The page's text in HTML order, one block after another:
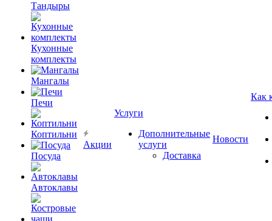
Тандыры
Кухонные
комплекты
Мангалы
Печи
Коптильни
Посуда
Автоклавы
Акции
Услуги
Дополнительные
услуги
Доставка
Новости
Как